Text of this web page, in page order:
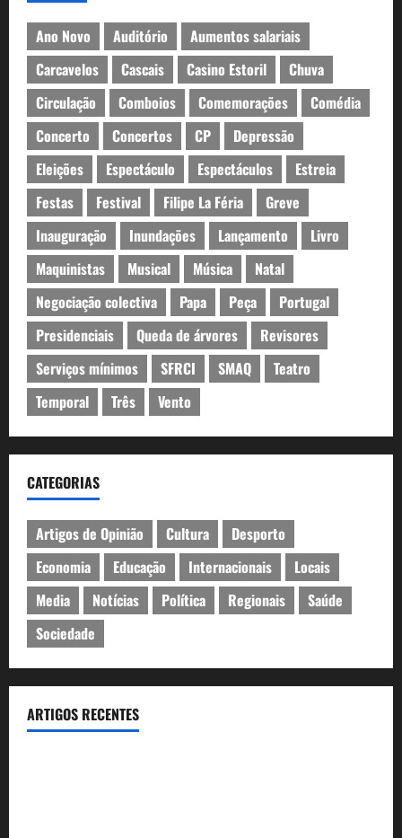
Ano Novo Auditório
Aumentos salariais
Carcavelos
Cascais Casino Estoril
Chuva
Circulação
Comboios Comemorações
Comédia
Concerto
Concertos CP
Depressão
Eleições
Espectáculo Espectáculos
Estreia
Festas
Festival Filipe La Féria
Greve
Inauguração
Inundações Lançamento
Livro
Maquinistas
Musical Música
Natal
Negociação colectiva
Papa Peça
Portugal
Presidenciais
Queda de árvores
Revisores
Serviços mínimos
SFRCI SMAQ
Teatro
Temporal
Três Vento
CATEGORIAS
Artigos de Opinião Cultura
Desporto
Economia
Educação Internacionais
Locais
Media
Notícias Política Regionais
Saúde
Sociedade
ARTIGOS RECENTES